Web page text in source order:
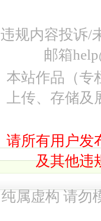
违规内容投诉/
邮箱
本站作品（专
上传、存储
请所有用户发
及其他违
纯属虚构 请勿